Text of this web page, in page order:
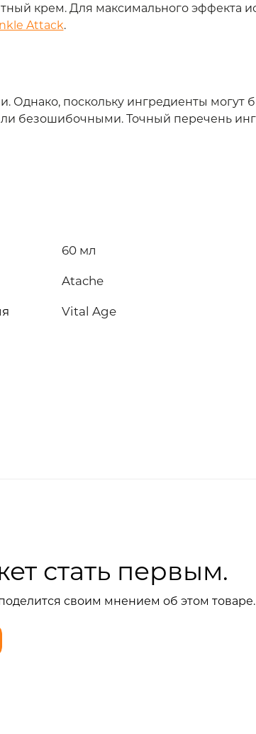
крем. Для максимального эффекта
Attack.
Однако, поскольку ингредиенты могут
безошибочными. Точный перечень
60 мл
Atache
Vital Age
стать первым.
своим мнением об этом товаре.